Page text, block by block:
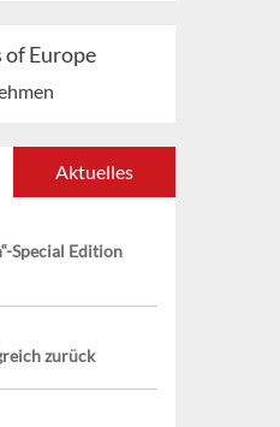
Europe
Aktuelles
Special Edition
zurück